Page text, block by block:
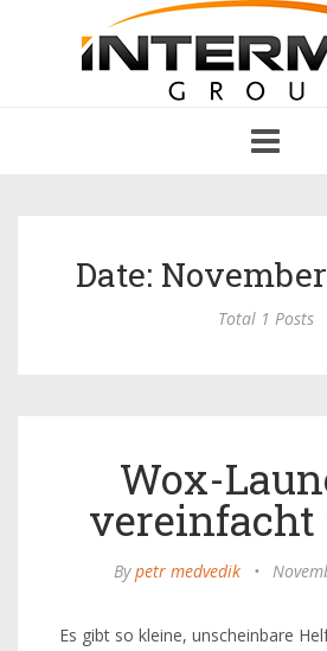
navigation
Date:
Total 1 Posts
Wox-
vereinfacht
Bypetr medvedik •
Es gibt so kleine, unscheinbare